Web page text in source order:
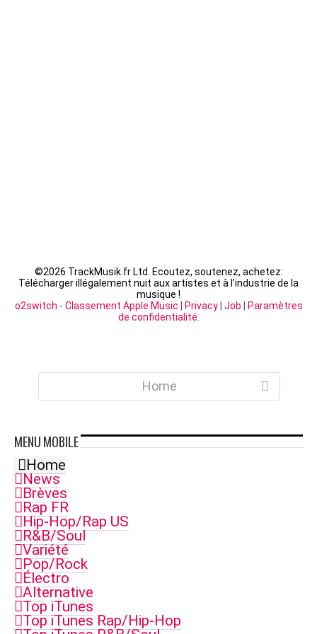
©2026 TrackMusik.fr Ltd. Ecoutez, soutenez, achetez:
Télécharger illégalement nuit aux artistes et à l'industrie de la
musique !
o2switch - Classement Apple Music Privacy| Job
Paramètres
de confidentialité
Home
MENUMOBILE
Home
News
Brèves
Rap FR
Hip-Hop/Rap US
R&B/Soul
Variété
Pop/Rock
Électro
Alternative
Top iTunes
Top iTunes Rap/Hip-Hop